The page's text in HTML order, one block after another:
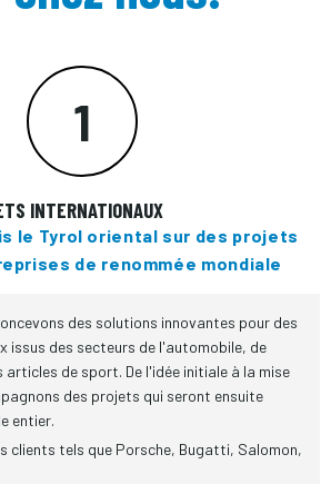
1
INTERNATIONAUX
le Tyrol oriental sur des projets
de renommée mondiale
des solutions innovantes pour des
issus des secteurs de l'automobile, de
de sport. De l'idée initiale à la mise
des projets qui seront ensuite
entier.
clients tels que Porsche, Bugatti, Salomon,